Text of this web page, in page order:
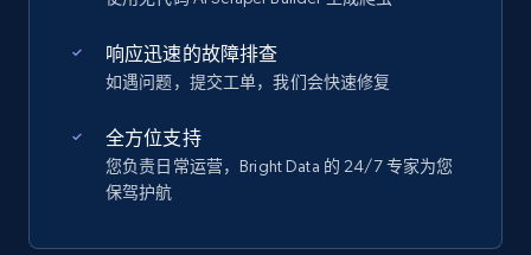
响应迅速的故障排查
如遇问题，提交工单，我们会快速修复
全方位支持
您负责日常运营，Bright Data 的 24/7 专家为您
保驾护航